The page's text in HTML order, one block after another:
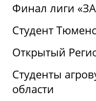
Финал лиги
Студент
Открытый
Студенты
области